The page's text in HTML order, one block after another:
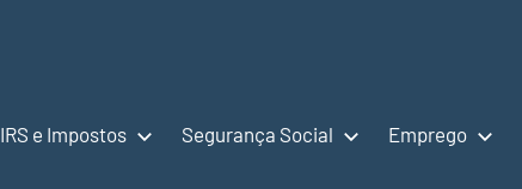
IRS e Impostos Segurança Social Emprego